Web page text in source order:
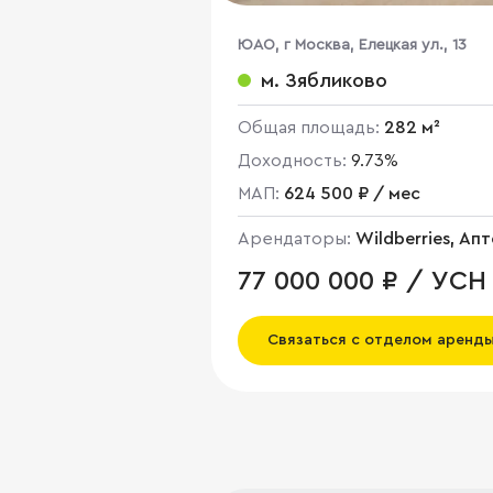
ЮАО, г Москва, Елецкая ул., 13
м. Зябликово
Общая площадь: 282 м²
Доходность: 9.73%
МАП: 624 500 ₽ / мес
Арендаторы: Wildberries,
77 000 000 ₽ / УСН
Связаться с отделом аренды